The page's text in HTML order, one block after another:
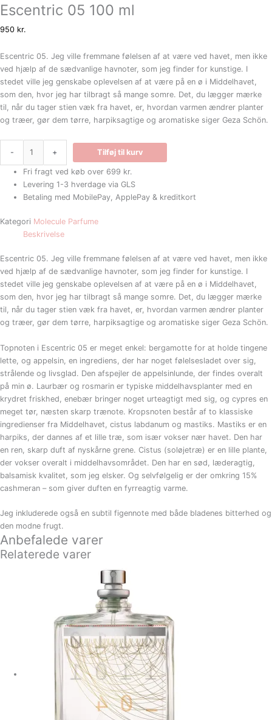
Escentric 05 100 ml
950 kr.
Escentric 05. Jeg ville fremmane følelsen af at være ved havet, men ikke
ved hjælp af de sædvanlige havnoter, som jeg finder for kunstige. I
stedet ville jeg genskabe oplevelsen af at være på en ø i Middelhavet,
som den, hvor jeg har tilbragt så mange somre. Det, du lægger mærke
til, når du tager stien væk fra havet, er, hvordan varmen ændrer planter
og træer, gør dem tørre, harpiksagtige og aromatiske siger Geza Schön.
- + Tilføj til kurv
Fri fragt ved køb over 699 kr.
Levering 1-3 hverdage via GLS
Betaling med MobilePay, ApplePay & kreditkort
Kategori Molecule Parfume
Beskrivelse
Escentric 05. Jeg ville fremmane følelsen af at være ved havet, men ikke
ved hjælp af de sædvanlige havnoter, som jeg finder for kunstige. I
stedet ville jeg genskabe oplevelsen af at være på en ø i Middelhavet,
som den, hvor jeg har tilbragt så mange somre. Det, du lægger mærke
til, når du tager stien væk fra havet, er, hvordan varmen ændrer planter
og træer, gør dem tørre, harpiksagtige og aromatiske siger Geza Schön.
Topnoten i Escentric 05 er meget enkel: bergamotte for at holde tingene
lette, og appelsin, en ingrediens, der har noget følelsesladet over sig,
strålende og livsglad. Den afspejler de appelsinlunde, der findes overalt
på min ø. Laurbær og rosmarin er typiske middelhavsplanter med en
krydret friskhed, enebær bringer noget urteagtigt med sig, og cypres en
meget tør, næsten skarp trænote. Kropsnoten består af to klassiske
ingredienser fra Middelhavet, cistus labdanum og mastiks. Mastiks er en
harpiks, der dannes af et lille træ, som især vokser nær havet. Den har
en ren, skarp duft af nyskårne grene. Cistus (soløjetræ) er en lille plante,
der vokser overalt i middelhavsområdet. Den har en sød, læderagtig,
balsamisk kvalitet, som jeg elsker. Og selvfølgelig er der omkring 15%
cashmeran – som giver duften en fyrreagtig varme.
Jeg inkluderede også en subtil figennote med både bladenes bitterhed og
den modne frugt.
Anbefalede varer
Relaterede varer